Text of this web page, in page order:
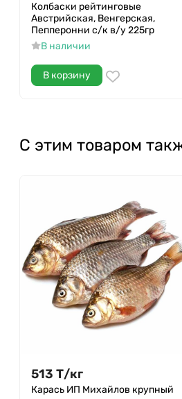
Колбаски рейтинговые
Австрийская, Венгерская,
Пепперонни с/к в/у 225гр
В наличии
В корзину
С этим товаром
513 Т/кг
Карась ИП Михайлов крупный